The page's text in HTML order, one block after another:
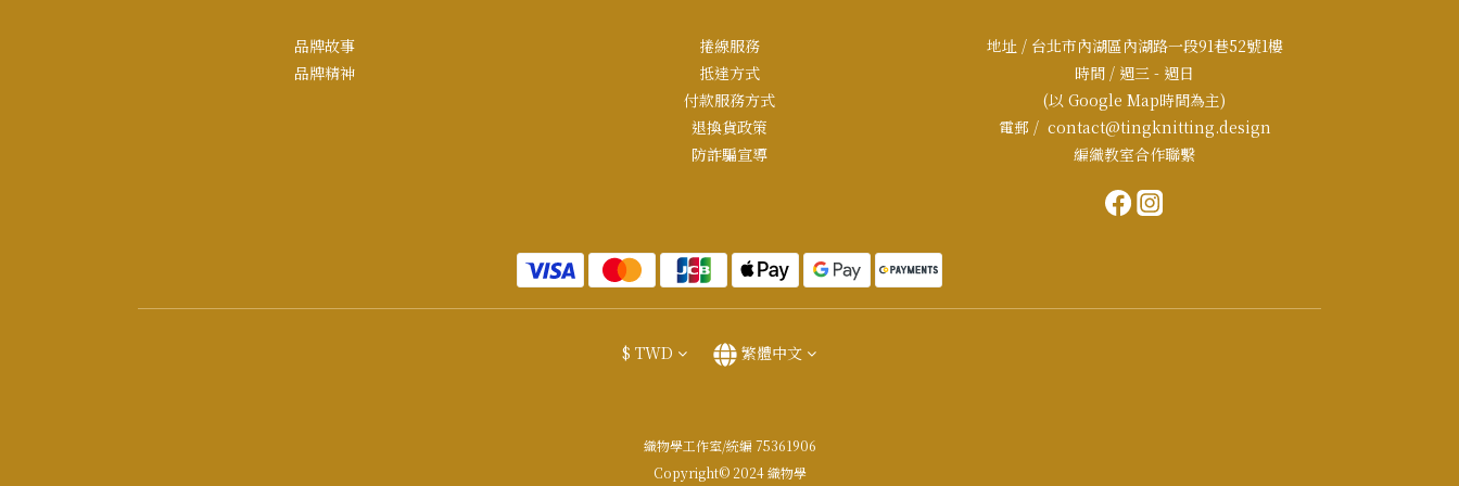
品牌故事
品牌精神
捲線服務
抵達方式
付款服務方式
退換貨政策
防詐騙宣導
地址 / 台北市內湖區內湖路一段91巷52號1樓
時間 / 週三 - 週日
(以 Google Map時間為主)
電郵 / contact@tingknitting.design
編織教室合作聯繫
$ TWD 繁體中文
織物學工作室/統編 75361906
Copyright© 2024 織物學